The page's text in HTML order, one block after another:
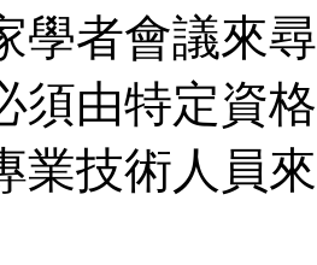
學者會議來
須由特定資
業技術人員